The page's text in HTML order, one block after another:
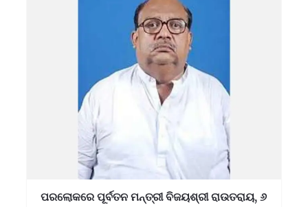
ପରଲୋକରେ ପୂର୍ବତନ ମନ୍ତ୍ରୀ ବିଜୟଶ୍ରୀ ରାଉତରାୟ, ୬